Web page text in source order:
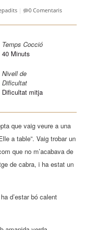
| 0 Comentaris
Temps Cocció
40 Minuts
Nivell de
Dificultat
Dificultat mitja
que vaig veure a una
a table”. Vaig trobar un
que no m’acabava de
de cabra, i ha estat un
d’estar bó calent